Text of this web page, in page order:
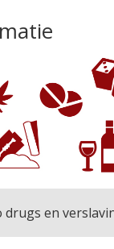
drugs en